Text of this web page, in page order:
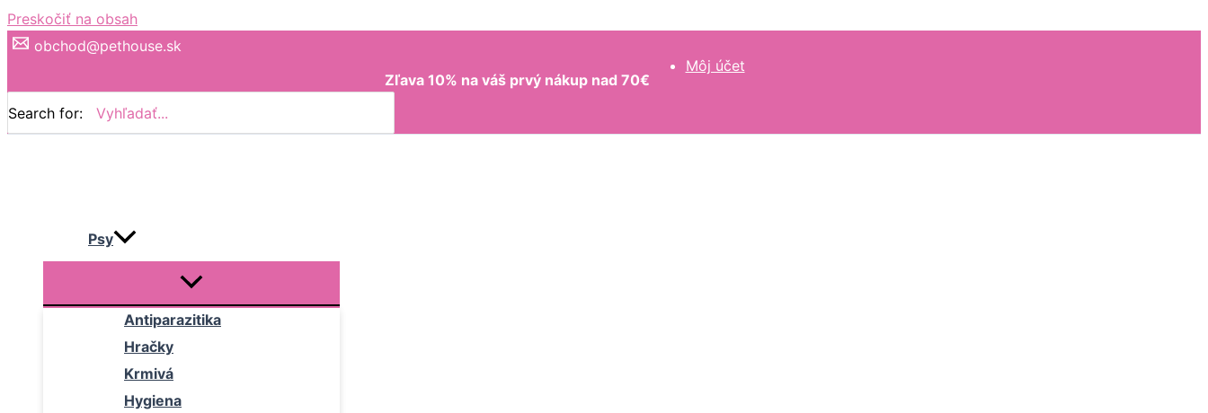
Preskočiť na obsah
obchod@pethouse.sk
Zľava 10% na váš prvý nákup nad 70€
Môj účet
Search for:
Psy
Antiparazitika
Hračky
Krmivá
Hygiena